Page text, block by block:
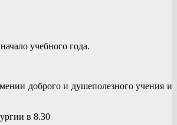
учебного года.
доброго и душеполезного учения и
в 8.30